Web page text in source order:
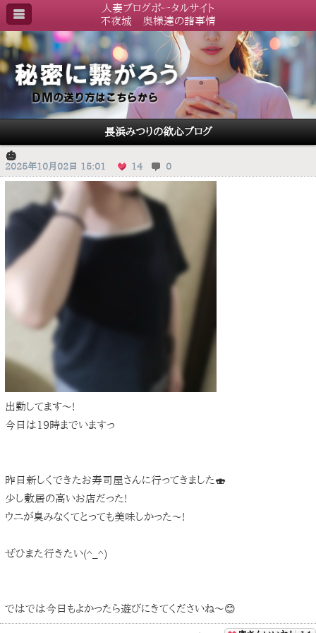
人妻ブログポータルサイト
不夜城 奥様達の諸事情
長浜みつりの欲心ブログ
🎃
2025年10月02日 15:01 14 0
出勤してます〜!
今日は19時までいますっ
昨日新しくできたお寿司屋さんに行ってきました🍣
少し敷居の高いお店だった!
ウニが臭みなくてとっても美味しかった〜!
ぜひまた行きたい(^_^)
ではでは今日もよかったら遊びにきてくださいね〜😊